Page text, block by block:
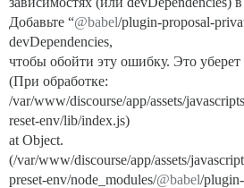
Добавьте “@babel/plugin-proposal-
devDependencies,
чтобы обойти эту ошибку. Это
(При обработке:
/var/www/discourse/app/assets/
reset-env/lib/index.js)
at Object.
(/var/www/discourse/app/assets/
preset-env/node_modules/@babel/